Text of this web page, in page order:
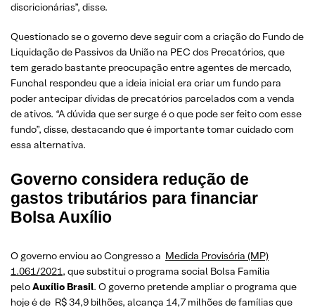
discricionárias”, disse.
Questionado se o governo deve seguir com a criação do Fundo de
Liquidação de Passivos da União na PEC dos Precatórios, que
tem gerado bastante preocupação entre agentes de mercado,
Funchal respondeu que a ideia inicial era criar um fundo para
poder antecipar dívidas de precatórios parcelados com a venda
de ativos. “A dúvida que ser surge é o que pode ser feito com esse
fundo”, disse, destacando que é importante tomar cuidado com
essa alternativa.
Governo considera redução de
gastos tributários para financiar
Bolsa Auxílio
O governo enviou ao Congresso a Medida Provisória (MP)
1.061/2021, que substitui o programa social Bolsa Família
peloAuxílio Brasil. O governo pretende ampliar o programa que
hoje é de R$ 34,9 bilhões, alcança 14,7 milhões de famílias que